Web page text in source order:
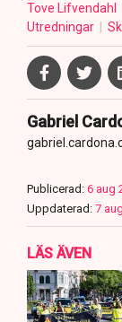
Tove Lifvendahl
Utredningar
Gabriel
Publicerad: 6 aug
Uppdaterad: 7
LÄS ÄVEN